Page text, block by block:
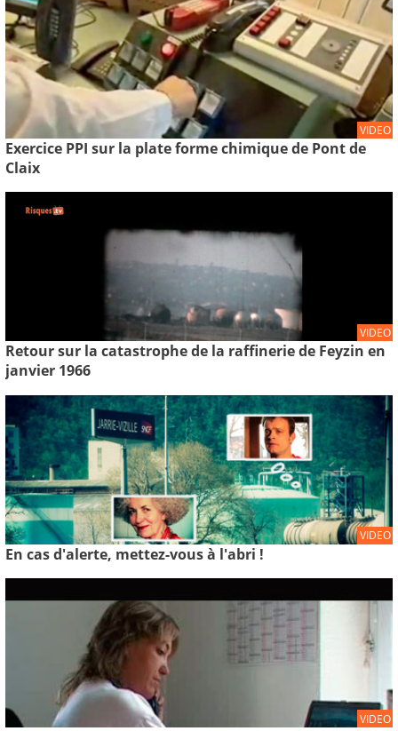
VIDEO
Exercice PPI sur la plate forme chimique de Pont de
Claix
VIDEO
Retour sur la catastrophe de la raffinerie de Feyzin en
janvier 1966
VIDEO
En cas d'alerte, mettez-vous à l'abri !
VIDEO